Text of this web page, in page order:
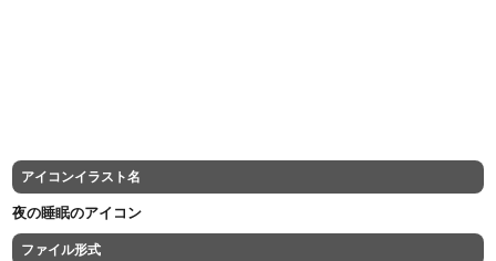
アイコンイラスト名
夜の睡眠のアイコン
ファイル形式